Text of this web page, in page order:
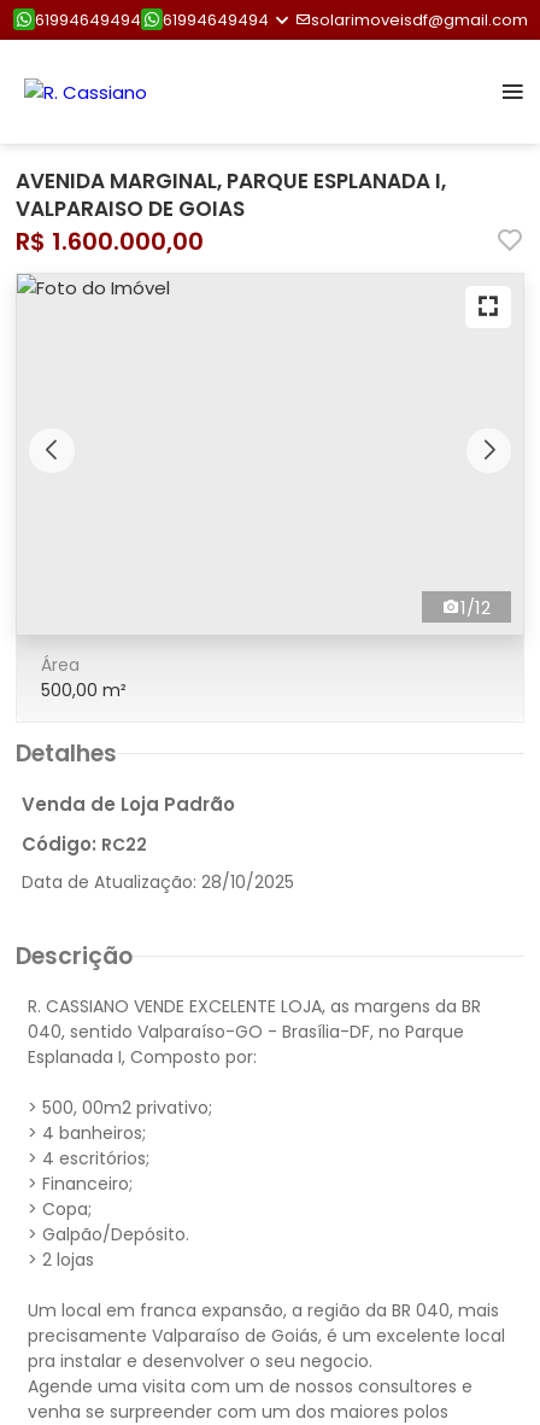
61994649494 61994649494 solarimoveisdf@gmail.com
AVENIDA MARGINAL, PARQUE ESPLANADA I,
VALPARAISO DE GOIAS
R$ 1.600.000,00
1/12
Área
500,00 m²
Detalhes
Venda de Loja Padrão
Código: RC22
Data de Atualização: 28/10/2025
Descrição
R. CASSIANO VENDE EXCELENTE LOJA, as margens da BR
040, sentido Valparaíso-GO - Brasília-DF, no Parque
Esplanada I, Composto por:
> 500, 00m2 privativo;
> 4 banheiros;
> 4 escritórios;
> Financeiro;
> Copa;
> Galpão/Depósito.
> 2 lojas
Um local em franca expansão, a região da BR 040, mais
precisamente Valparaíso de Goiás, é um excelente local
pra instalar e desenvolver o seu negocio.
Agende uma visita com um de nossos consultores e
venha se surpreender com um dos maiores polos